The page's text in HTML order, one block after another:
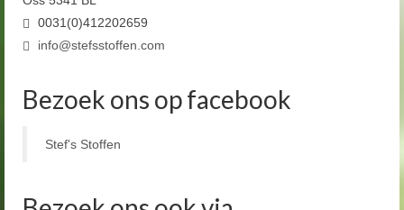
0031(0)412202659
info@stefsstoffen.com
Bezoek ons op facebook
Stef's Stoffen